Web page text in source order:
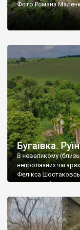
Фото Романа
Бугаївка.
В невеликому
непролазних
Фелікса
радянський період
століття тут
палацу виїхала